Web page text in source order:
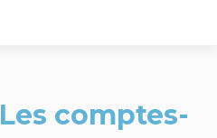
Les comptes-